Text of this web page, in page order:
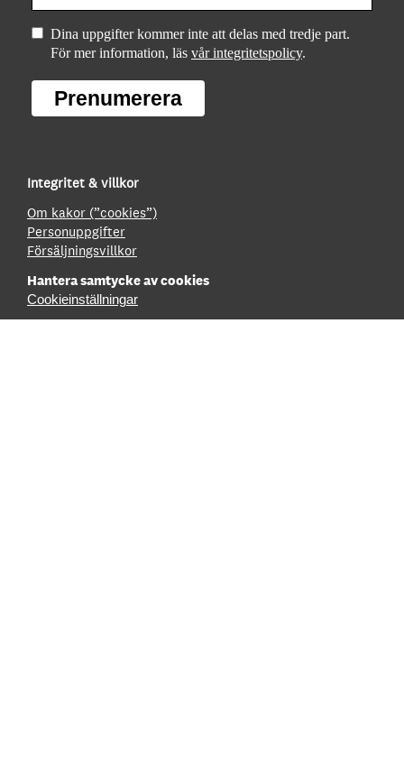
Dina uppgifter kommer inte att delas med tredje part.
För mer information, läs vår integritetspolicy.
Prenumerera
Integritet & villkor
Om kakor (”cookies”)
Personuppgifter
Försäljningsvillkor
Hantera samtycke av cookies
Cookieinställningar